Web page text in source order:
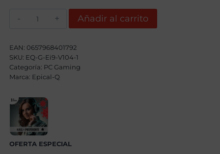
Core
I9
14900KF,
32GB,
2TB
SSD
RTX
5070
+
Windows
11
Pro
cantidad
Añadir al carrito
EAN: 0657968401792
SKU: EQ-G-Ei9-V104-1
Categoría: PC Gaming
Marca: Epical-Q
OFERTA ESPECIAL